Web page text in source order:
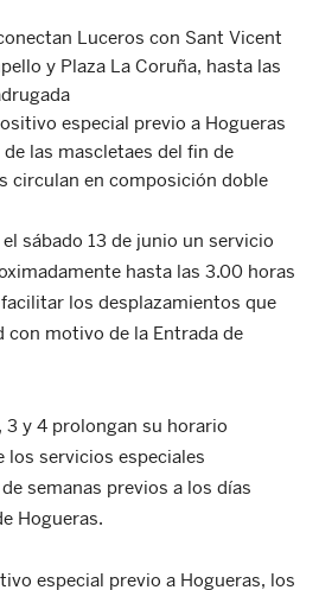
Luceros con Sant Vicent
y Plaza La Coruña, hasta las
especial previo a Hogueras
las mascletaes del fin de
circulan en composición doble
el sábado 13 de junio un servicio
hasta las 3.00 horas
los desplazamientos que
con motivo de la Entrada de
3 y 4 prolongan su horario
los servicios especiales
semanas previos a los días
Hogueras.
especial previo a Hogueras, los